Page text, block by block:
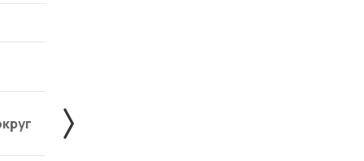
Жердевский округ